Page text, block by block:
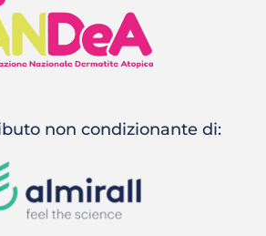
non condizionante di: